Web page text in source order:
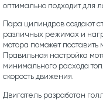
оптимально подходит для
Пара цилиндров создают
различных режимах и
мотора поможет
Правильная настройка
минимального расхода
скорость движения.
Двигатель разработан